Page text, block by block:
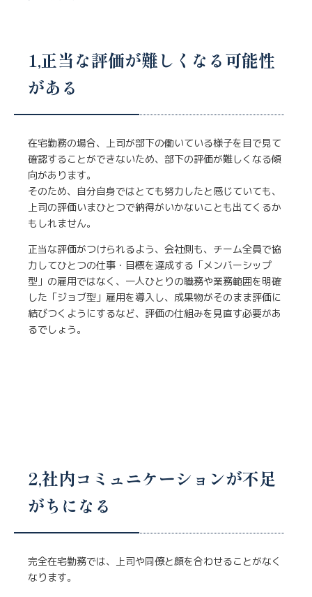
1,正当な評価が難しくなる可能性
がある
在宅勤務の場合、上司が部下の働いている様子を目で見て
確認することができないため、部下の評価が難しくなる傾
向があります。
そのため、自分自身ではとても努力したと感じていても、
上司の評価いまひとつで納得がいかないことも出てくるか
もしれません。
正当な評価がつけられるよう、会社側も、チーム全員で協
力してひとつの仕事・目標を達成する「メンバーシップ
型」の雇用ではなく、一人ひとりの職務や業務範囲を明確
した「ジョブ型」雇用を導入し、成果物がそのまま評価に
結びつくようにするなど、評価の仕組みを見直す必要があ
るでしょう。
2,社内コミュニケーションが不足
がちになる
完全在宅勤務では、上司や同僚と顔を合わせることがなく
なります。